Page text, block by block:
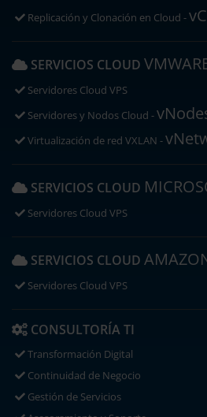
Replicación y Clonación en Cloud -
SERVICIOS CLOUD
Servidores Cloud VPS
Servidores y Nodos Cloud -
Virtualización de red VXLAN -
SERVICIOS CLOUD
Servidores Cloud VPS
SERVICIOS CLOUD
Servidores Cloud VPS
CONSULTORÍA TI
Transformación Digital
Continuidad de Negocio
Gestión de Servicios